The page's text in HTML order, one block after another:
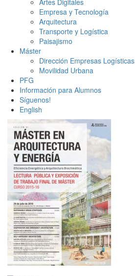
Empresa y Tecnología
Arquitectura
Transporte y Logística
Paisajismo
Máster
Dirección Empresas Logísticas
Movilidad Urbana
PFG
Información para Alumnos
Síguenos!
English